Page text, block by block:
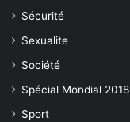
Sécurité
Sexualite
Société
Spécial Mondial 2018
Sport